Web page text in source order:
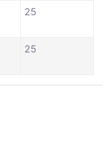
25
25